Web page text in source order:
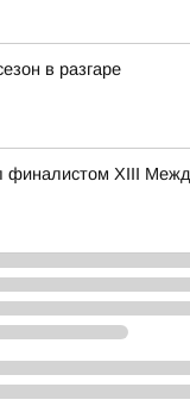
в разгаре
финалистом ХIII